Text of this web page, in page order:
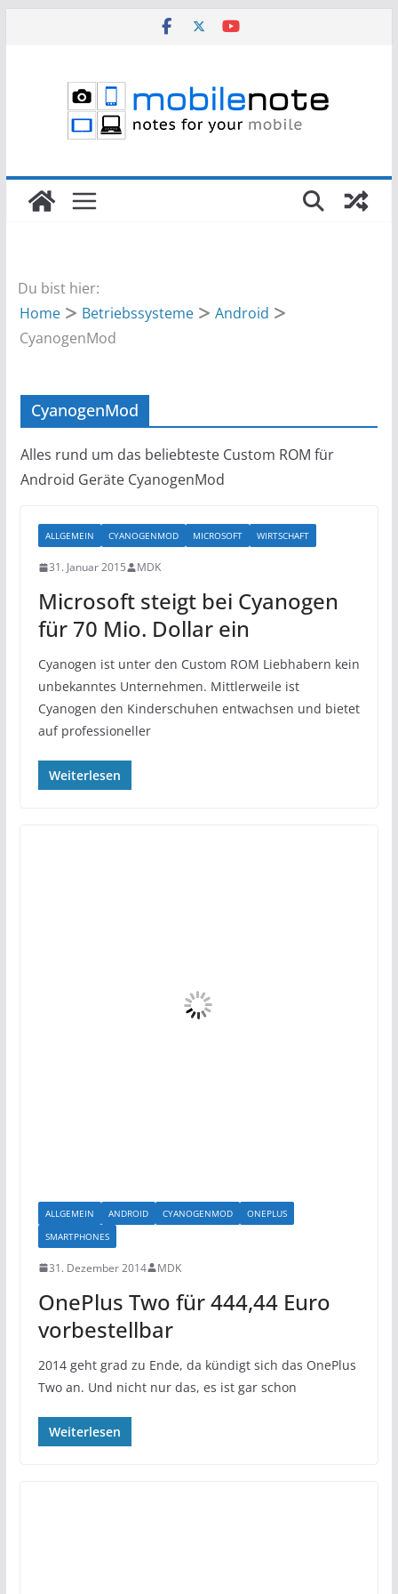
Du bist hier:
Home
Betriebssysteme
Android
CyanogenMod
CyanogenMod
Alles rund um das beliebteste Custom ROM für
Android Geräte CyanogenMod
ALLGEMEIN CYANOGENMOD MICROSOFT WIRTSCHAFT
31. Januar 2015 MDK
Microsoft steigt bei Cyanogen
für 70 Mio. Dollar ein
Cyanogen ist unter den Custom ROM Liebhabern kein
unbekanntes Unternehmen. Mittlerweile ist
Cyanogen den Kinderschuhen entwachsen und bietet
auf professioneller
Weiterlesen
ALLGEMEIN ANDROID CYANOGENMOD
ONEPLUS
SMARTPHONES
31. Dezember 2014 MDK
OnePlus Two für 444,44 Euro
vorbestellbar
2014 geht grad zu Ende, da kündigt sich das OnePlus
Two an. Und nicht nur das, es ist gar schon
Weiterlesen